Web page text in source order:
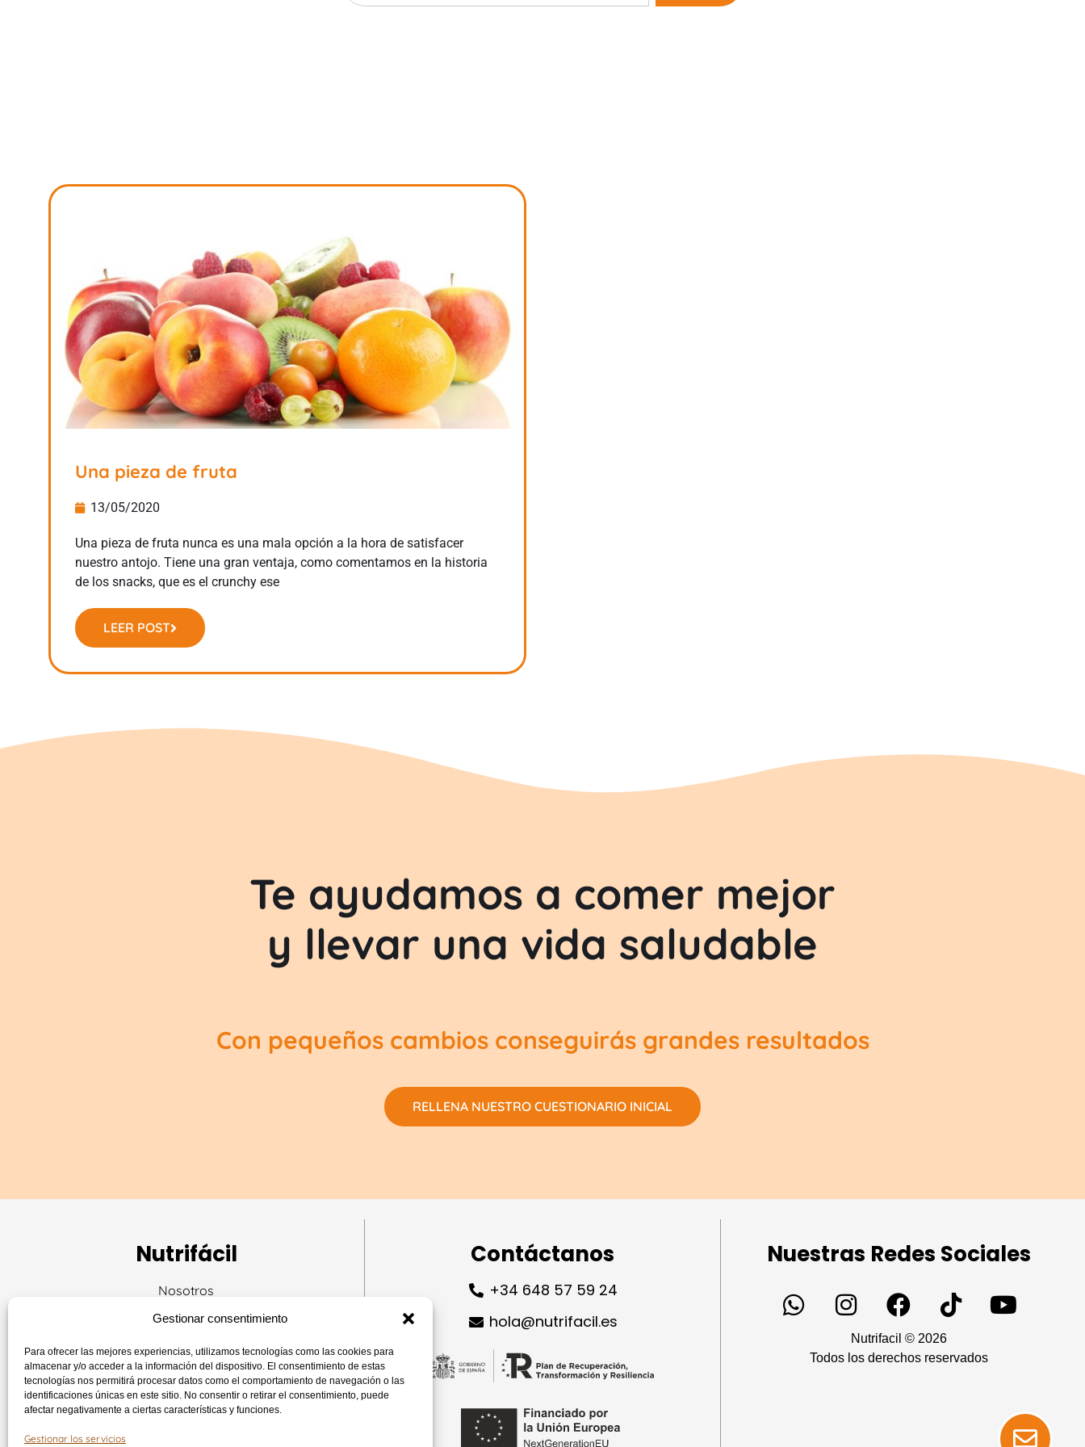
Gestionar consentimiento
Para ofrecer las mejores experiencias, utilizamos tecnologías como las cookies para
almacenar y/o acceder a la información del dispositivo. El consentimiento de estas
tecnologías nos permitirá procesar datos como el comportamiento de navegación o las
identificaciones únicas en este sitio. No consentir o retirar el consentimiento, puede
afectar negativamente a ciertas características y funciones.
Gestionar los servicios
Una pieza de fruta
13/05/2020
Una pieza de fruta nunca es una mala opción a la hora de satisfacer
nuestro antojo. Tiene una gran ventaja, como comentamos en la historia
de los snacks, que es el crunchy ese
LEER POST
Te ayudamos a comer mejor
y llevar una vida saludable
Con pequeños cambios conseguirás grandes resultados
RELLENA NUESTRO CUESTIONARIO INICIAL
Nutrifácil
Nosotros
Servicios
Blog
Aviso legal
Términos y Condiciones
Contáctanos
+34 648 57 59 24
hola@nutrifacil.es
Nuestras Redes Sociales
Nutrifacil © 2026
Todos los derechos reservados